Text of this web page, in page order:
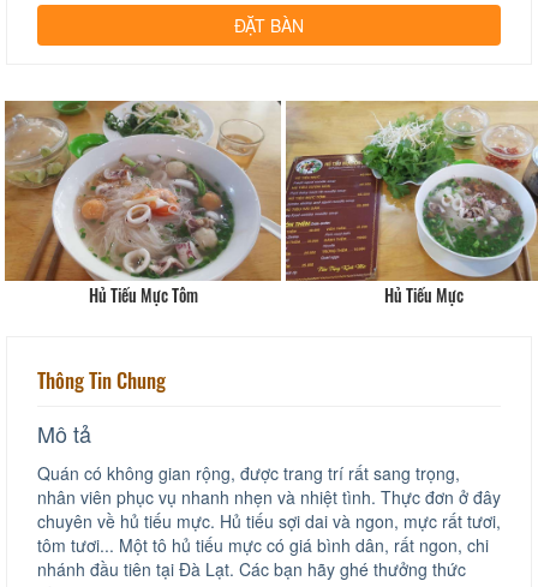
Hủ Tiếu Mực Tôm Hủ Tiếu Mực
Thông Tin Chung
Mô tả
Quán có không gian rộng, được trang trí rất sang trọng,
nhân viên phục vụ nhanh nhẹn và nhiệt tình. Thực đơn ở đây
chuyên về hủ tiếu mực. Hủ tiếu sợi dai và ngon, mực rất tươi,
tôm tươi... Một tô hủ tiếu mực có giá bình dân, rất ngon, chi
nhánh đầu tiên tại Đà Lạt. Các bạn hãy ghé thưởng thức